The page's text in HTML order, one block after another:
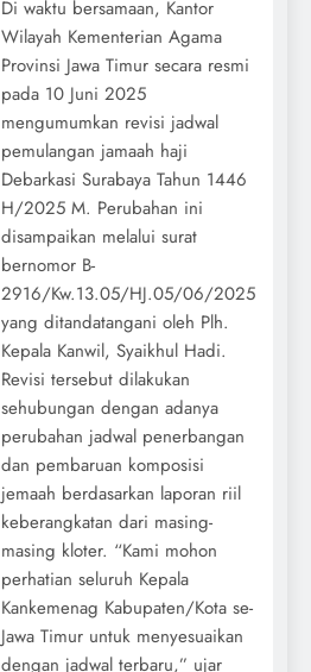
Di waktu bersamaan, Kantor
Wilayah Kementerian Agama
Provinsi Jawa Timur secara resmi
pada 10 Juni 2025
mengumumkan revisi jadwal
pemulangan jamaah haji
Debarkasi Surabaya Tahun 1446
H/2025 M. Perubahan ini
disampaikan melalui surat
bernomor B-
2916/Kw.13.05/HJ.05/06/2025
yang ditandatangani oleh Plh.
Kepala Kanwil, Syaikhul Hadi.
Revisi tersebut dilakukan
sehubungan dengan adanya
perubahan jadwal penerbangan
dan pembaruan komposisi
jemaah berdasarkan laporan riil
keberangkatan dari masing-
masing kloter. “Kami mohon
perhatian seluruh Kepala
Kankemenag Kabupaten/Kota se-
Jawa Timur untuk menyesuaikan
dengan jadwal terbaru,” ujar